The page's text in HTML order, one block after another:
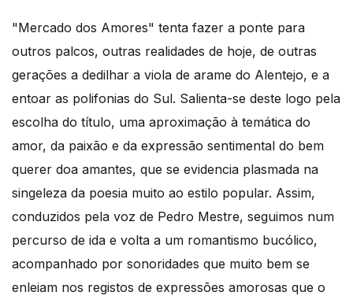
"Mercado dos Amores" tenta fazer a ponte para
outros palcos, outras realidades de hoje, de outras
gerações a dedilhar a viola de arame do Alentejo, e a
entoar as polifonias do Sul. Salienta-se deste logo pela
escolha do título, uma aproximação à temática do
amor, da paixão e da expressão sentimental do bem
querer doa amantes, que se evidencia plasmada na
singeleza da poesia muito ao estilo popular. Assim,
conduzidos pela voz de Pedro Mestre, seguimos num
percurso de ida e volta a um romantismo bucólico,
acompanhado por sonoridades que muito bem se
enleiam nos registos de expressões amorosas que o